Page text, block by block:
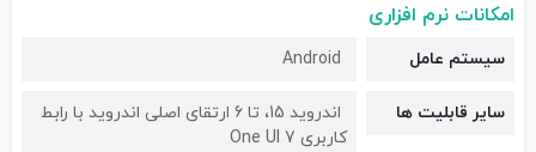
امکانات نرم افزاری
سیستم عامل Android
سایر قابلیت ها
اندروید 15، تا 6 ارتقای اصلی اندروید با رابط
کاربری One UI 7